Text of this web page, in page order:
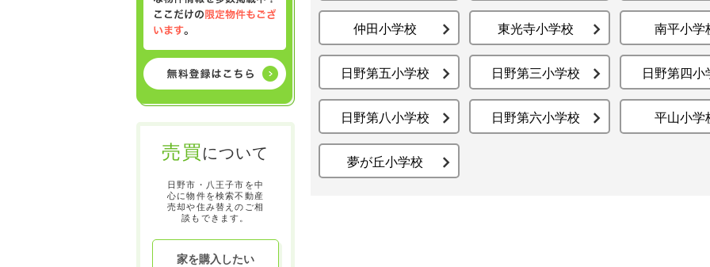
仲田小学校 東光寺小学校 南平小学
日野第五小学校 日野第三小学校 日野第四小
日野第八小学校 日野第六小学校 平山小学
夢が丘小学校
売買について
日野市・八王子市を中
心に物件を検索不動産
売却や住み替えのご相
談もできます。
家を購入したい